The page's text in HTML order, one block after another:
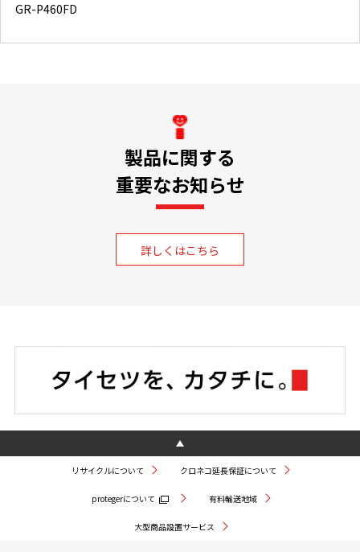
GR-P460FD
製品に関する
重要なお知らせ
詳しくはこちら
リサイクルについて クロネコ延長保証について
protegerについて 有料輸送地域
大型商品設置サービス